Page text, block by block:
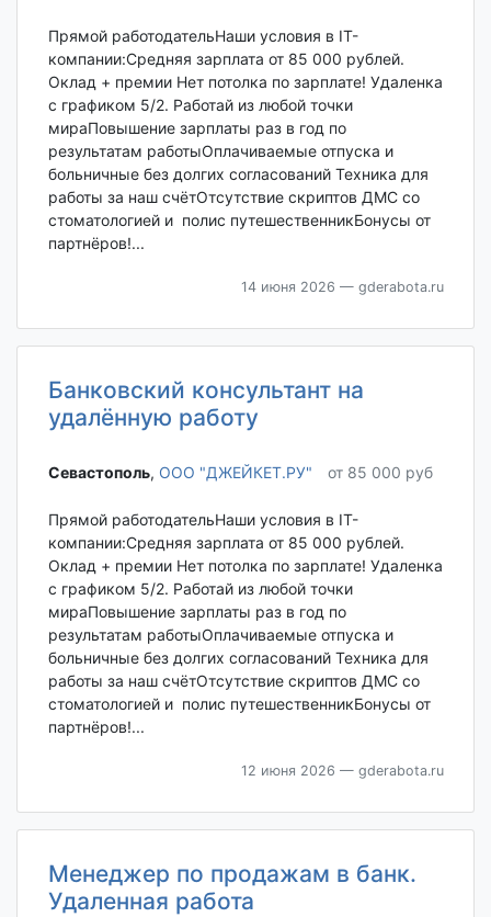
Прямой работодательНаши условия в IT-
компании:Средняя зарплата от 85 000 рублей.
Оклад + премии Нет потолка по зарплате! Удаленка
с графиком 5/2. Работай из любой точки
мираПовышение зарплаты раз в год по
результатам работыОплачиваемые отпуска и
больничные без долгих согласований Техника для
работы за наш счётОтсутствие скриптов ДМС со
стоматологией и полис путешественникБонусы от
партнёров!...
14 июня 2026 — gderabota.ru
Банковский консультант на
удалённую работу
Севастополь‎, ООО "ДЖЕЙКЕТ.РУ" от 85 000 руб
Прямой работодательНаши условия в IT-
компании:Средняя зарплата от 85 000 рублей.
Оклад + премии Нет потолка по зарплате! Удаленка
с графиком 5/2. Работай из любой точки
мираПовышение зарплаты раз в год по
результатам работыОплачиваемые отпуска и
больничные без долгих согласований Техника для
работы за наш счётОтсутствие скриптов ДМС со
стоматологией и полис путешественникБонусы от
партнёров!...
12 июня 2026 — gderabota.ru
Менеджер по продажам в банк.
Удаленная работа